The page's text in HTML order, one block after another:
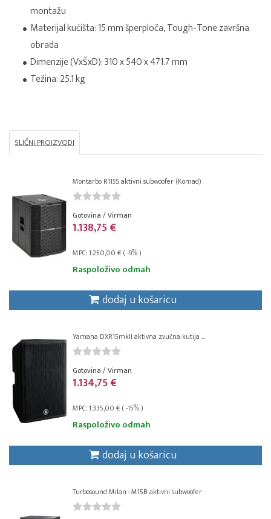
montažu
Materijal kućišta: 15 mm šperploča, Tough-Tone završna
obrada
Dimenzije (VxŠxD): 310 x 540 x 471.7 mm
Težina: 25.1 kg
SLIČNI PROIZVODI
Montarbo R115S aktivni subwoofer (Komad)
Gotovina / Virman
1.138,75 €
MPC: 1.250,00 € ( -9% )
Raspoloživo odmah
dodaj u košaricu
Yamaha DXR15mkII aktivna zvučna kutija ...
Gotovina / Virman
1.134,75 €
MPC: 1.335,00 € ( -15% )
Raspoloživo odmah
dodaj u košaricu
Turbosound Milan : M15B aktivni subwoofer